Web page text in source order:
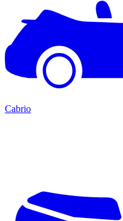
Cabrio